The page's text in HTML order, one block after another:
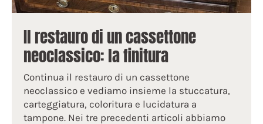
Il restauro di un cassettone
neoclassico: la finitura
Continua il restauro di un cassettone
neoclassico e vediamo insieme la stuccatura,
carteggiatura, coloritura e lucidatura a
tampone. Nei tre precedenti articoli abbiamo